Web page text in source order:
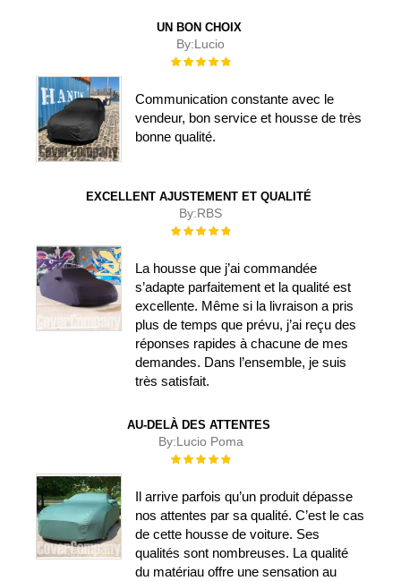
UN BON CHOIX
By:Lucio
Évaluation :
Communication constante avec le
vendeur, bon service et housse de très
bonne qualité.
EXCELLENT AJUSTEMENT ET QUALITÉ
By:RBS
Évaluation :
La housse que j’ai commandée
s’adapte parfaitement et la qualité est
excellente. Même si la livraison a pris
plus de temps que prévu, j’ai reçu des
réponses rapides à chacune de mes
demandes. Dans l’ensemble, je suis
très satisfait.
AU-DELÀ DES ATTENTES
By:Lucio Poma
Évaluation :
Il arrive parfois qu’un produit dépasse
nos attentes par sa qualité. C’est le cas
de cette housse de voiture. Ses
qualités sont nombreuses. La qualité
du matériau offre une sensation au